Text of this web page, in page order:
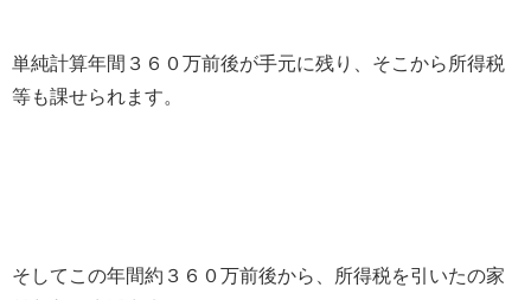
単純計算年間３６０万前後が手元に残り、そこから所得税
等も課せられます。
そしてこの年間約３６０万前後から、所得税を引いたの家